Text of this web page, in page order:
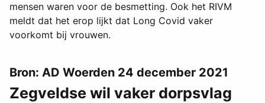
mensen waren voor de besmetting. Ook het RIVM
meldt dat het erop lijkt dat Long Covid vaker
voorkomt bij vrouwen.
Bron: AD Woerden 24 december 2021
Zegveldse wil vaker dorpsvlag